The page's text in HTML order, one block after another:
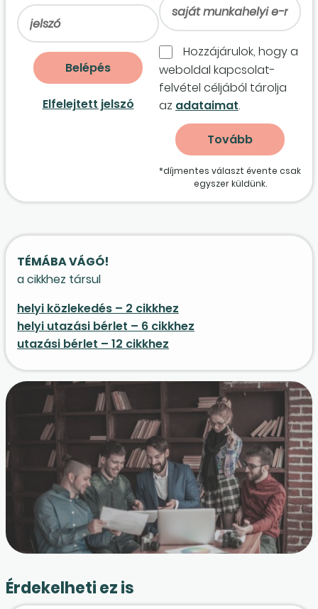
Elfelejtett jelszó
Hozzájárulok, hogy a
weboldal kapcso­lat­
felvétel céljából tárolja
az adataimat.
*díjmentes választ évente csak
egyszer küldünk.
TÉMÁBA VÁGÓ!
a cikkhez társul
helyi közlekedés – 2 cikkhez
helyi utazási bérlet – 6 cikkhez
utazási bérlet – 12 cikkhez
Érdekelheti ez is